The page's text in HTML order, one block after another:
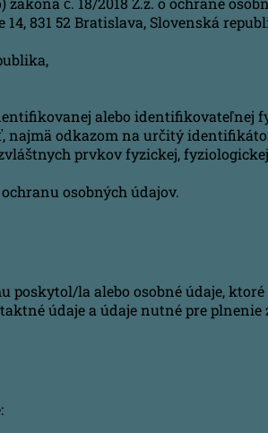
831 52 Bratislava, Slovenská
alebo identifikovateľnej
odkazom na určitý
prvkov fyzickej,
osobných údajov.
poskytol/la alebo osobné údaje,
údaje a údaje nutné pre plnenie